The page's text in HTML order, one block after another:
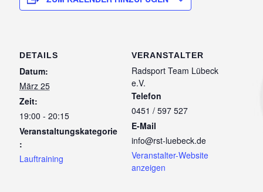
DETAILS
Datum:
März 25
Zeit:
19:00 - 20:15
Veranstaltungskategorie
:
Lauftraining
VERANSTALTER
Radsport Team Lübeck
e.V.
Telefon
0451 / 597 527
E-Mail
info@rst-luebeck.de
Veranstalter-Website
anzeigen